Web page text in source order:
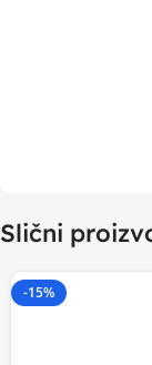
Slični
-15%